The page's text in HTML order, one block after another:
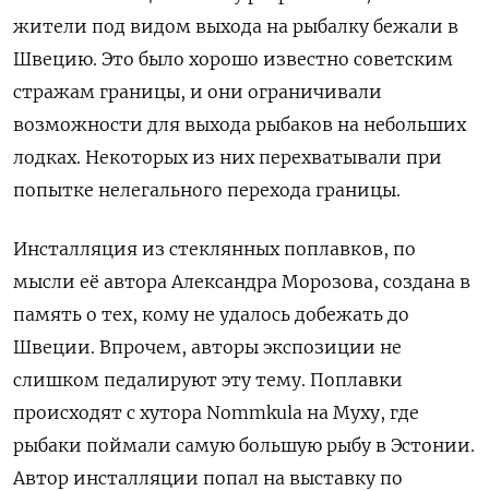
жители под видом выхода на рыбалку бежали в
Швецию. Это было хорошо известно советским
стражам границы, и они ограничивали
возможности для выхода рыбаков на небольших
лодках. Некоторых из них перехватывали при
попытке нелегального перехода границы.
Инсталляция из стеклянных поплавков, по
мысли её автора Александра Морозова, создана в
память о тех, кому не удалось добежать до
Швеции. Впрочем, авторы экспозиции не
слишком педалируют эту тему. Поплавки
происходят с хутора Nommkula на Муху, где
рыбаки поймали самую большую рыбу в Эстонии.
Автор инсталляции попал на выставку по